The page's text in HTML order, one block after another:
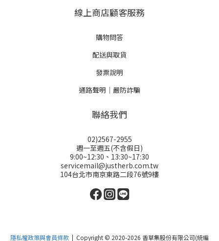
線上商店顧客服務
購物問答
配送與取貨
發票說明
通路聲明｜嚴防詐騙
聯絡我們
02)2567-2955
週一至週五(不含假日)
9:00~12:30、13:30~17:30
servicemail@justherb.com.tw
104台北市南京東路二段76號9樓
隱私權政策與會員條款 | Copyright © 2020-2026 香草集股份有限公司(統編